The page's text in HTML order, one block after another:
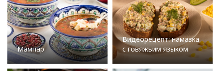
Мампар
Видеорецепт: намазка
с говяжьим языком